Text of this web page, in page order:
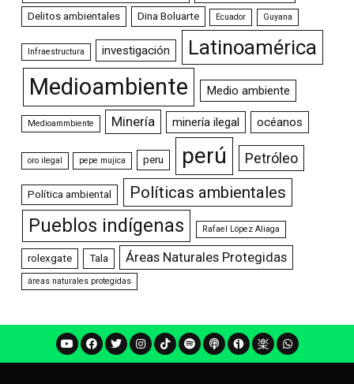
Delitos ambientales Dina Boluarte Ecuador Guyana
Infraestructura investigación Latinoamérica
Medioambiente Medio ambiente
Medioammbiente Minería minería ilegal océanos
oro ilegal pepe mujica peru perú Petróleo
Política ambiental Políticas ambientales
Pueblos indígenas Rafael López Aliaga
rolexgate Tala Áreas Naturales Protegidas
áreas naturales protegidas